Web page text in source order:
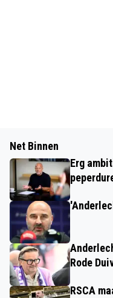
Net Binnen
Erg
Rode
RSCA